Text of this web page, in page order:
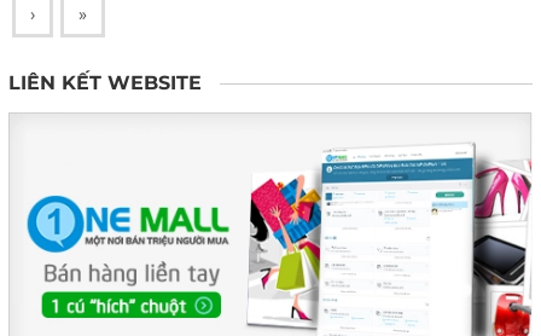
› »
LIÊN KẾT WEBSITE